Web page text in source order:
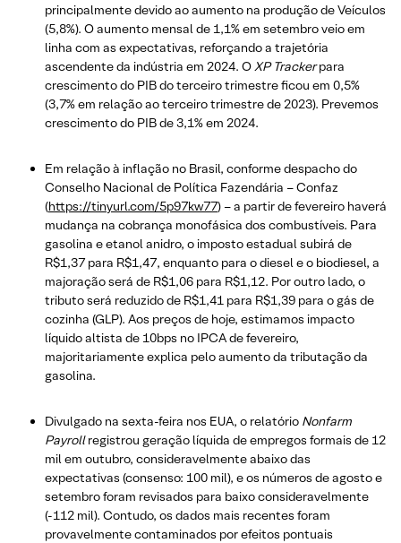
principalmente devido ao aumento na produção de Veículos
(5,8%). O aumento mensal de 1,1% em setembro veio em
linha com as expectativas, reforçando a trajetória
ascendente da indústria em 2024. OXP Trackerpara
crescimento do PIB do terceiro trimestre ficou em 0,5%
(3,7% em relação ao terceiro trimestre de 2023). Prevemos
crescimento do PIB de 3,1% em 2024.
Em relação à inflação no Brasil, conforme despacho do
Conselho Nacional de Política Fazendária – Confaz
(https://tinyurl.com/5p97kw77) – a partir de fevereiro haverá
mudança na cobrança monofásica dos combustíveis. Para
gasolina e etanol anidro, o imposto estadual subirá de
R$1,37 para R$1,47, enquanto para o diesel e o biodiesel, a
majoração será de R$1,06 para R$1,12. Por outro lado, o
tributo será reduzido de R$1,41 para R$1,39 para o gás de
cozinha (GLP). Aos preços de hoje, estimamos impacto
líquido altista de 10bps no IPCA de fevereiro,
majoritariamente explica pelo aumento da tributação da
gasolina.
Divulgado na sexta-feira nos EUA, o relatório Nonfarm
Payrollregistrou geração líquida de empregos formais de 12
mil em outubro, consideravelmente abaixo das
expectativas (consenso: 100 mil), e os números de agosto e
setembro foram revisados para baixo consideravelmente
(-112 mil). Contudo, os dados mais recentes foram
provavelmente contaminados por efeitos pontuais